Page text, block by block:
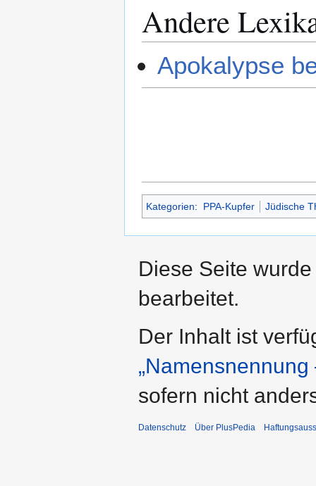
Andere
Apokalypse
Kategorien: PPA-Kupfer Jüdische
Diese Seite
bearbeitet.
Der Inhalt ist
sofern nicht
Datenschutz Über PlusPedia